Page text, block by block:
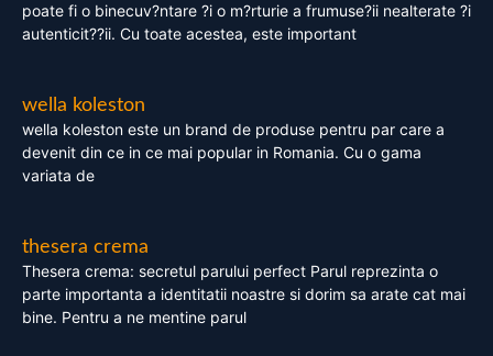
poate fi o binecuv?ntare ?i o m?rturie a frumuse?ii nealterate ?i
autenticit??ii. Cu toate acestea, este important
wella koleston
wella koleston este un brand de produse pentru par care a
devenit din ce in ce mai popular in Romania. Cu o gama
variata de
thesera crema
Thesera crema: secretul parului perfect Parul reprezinta o
parte importanta a identitatii noastre si dorim sa arate cat mai
bine. Pentru a ne mentine parul